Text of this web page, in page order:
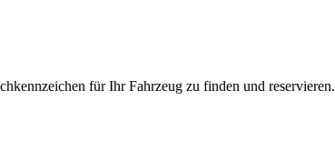
für Ihr Fahrzeug zu finden und reservieren.